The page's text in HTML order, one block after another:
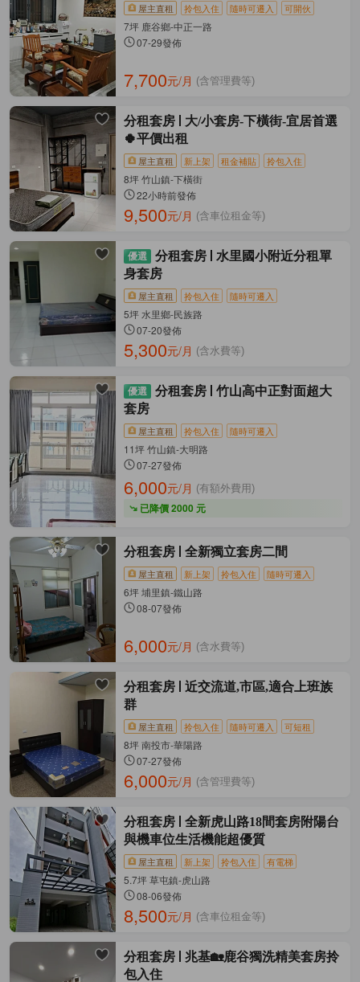
屋主直租 拎包入住 隨時可遷入 可開伙
7坪 鹿谷鄉-中正一路
07-29發佈
7,700元/月 (含管理費等)
分租套房
大/小套房-下橫街-宜居首選
🍀平價出租
屋主直租 新上架 租金補貼 拎包入住
8坪 竹山鎮-下橫街
22小時前發佈
9,500元/月 (含車位租金等)
分租套房
水里國小附近分租單
身套房
屋主直租 拎包入住 隨時可遷入
5坪 水里鄉-民族路
07-20發佈
5,300元/月 (含水費等)
分租套房
竹山高中正對面超大
套房
屋主直租 拎包入住 隨時可遷入
11坪 竹山鎮-大明路
07-27發佈
6,000元/月 (有額外費用)
已降價 2000 元
分租套房 全新獨立套房二間
屋主直租 新上架 拎包入住 隨時可遷入
6坪 埔里鎮-鐵山路
08-07發佈
6,000元/月 (含水費等)
分租套房
近交流道,市區,適合上班族
群
屋主直租 拎包入住 隨時可遷入 可短租
8坪 南投市-華陽路
07-27發佈
6,000元/月 (含管理費等)
分租套房
全新虎山路18間套房附陽台
與機車位生活機能超優質
屋主直租 新上架 拎包入住 有電梯
5.7坪 草屯鎮-虎山路
08-06發佈
8,500元/月 (含車位租金等)
分租套房
兆基🏡鹿谷獨洗精美套房拎
包入住